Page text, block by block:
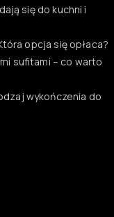
się do kuchni i
opcja się opłaca?
sufitami – co warto
wykończenia do